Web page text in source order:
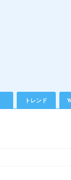
トレンド